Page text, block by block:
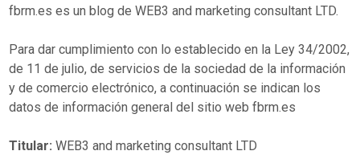
fbrm.es es un blog de WEB3 and marketing consultant LTD.
Para dar cumplimiento con lo establecido en la Ley 34/2002,
de 11 de julio, de servicios de la sociedad de la información
y de comercio electrónico, a continuación se indican los
datos de información general del sitio web fbrm.es
Titular: WEB3 and marketing consultant LTD